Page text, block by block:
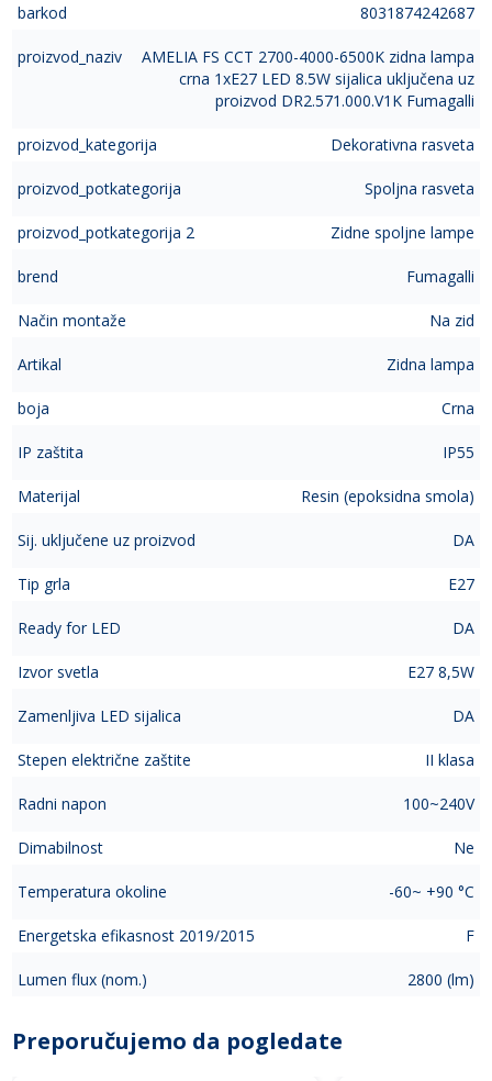
barkod 8031874242687
proizvod_naziv
AMELIA FS CCT 2700-4000-6500K zidna lampa
crna 1xE27 LED 8.5W sijalica uključena uz
proizvod DR2.571.000.V1K Fumagalli
proizvod_kategorija Dekorativna rasveta
proizvod_potkategorija Spoljna rasveta
proizvod_potkategorija 2 Zidne spoljne lampe
brend Fumagalli
Način montaže Na zid
Artikal Zidna lampa
boja Crna
IP zaštita IP55
Materijal Resin (epoksidna smola)
Sij. uključene uz proizvod DA
Tip grla E27
Ready for LED DA
Izvor svetla E27 8,5W
Zamenljiva LED sijalica DA
Stepen električne zaštite II klasa
Radni napon 100~240V
Dimabilnost Ne
Temperatura okoline -60~ +90 °C
Energetska efikasnost 2019/2015 F
Lumen flux (nom.) 2800 (lm)
Preporučujemo da pogledate